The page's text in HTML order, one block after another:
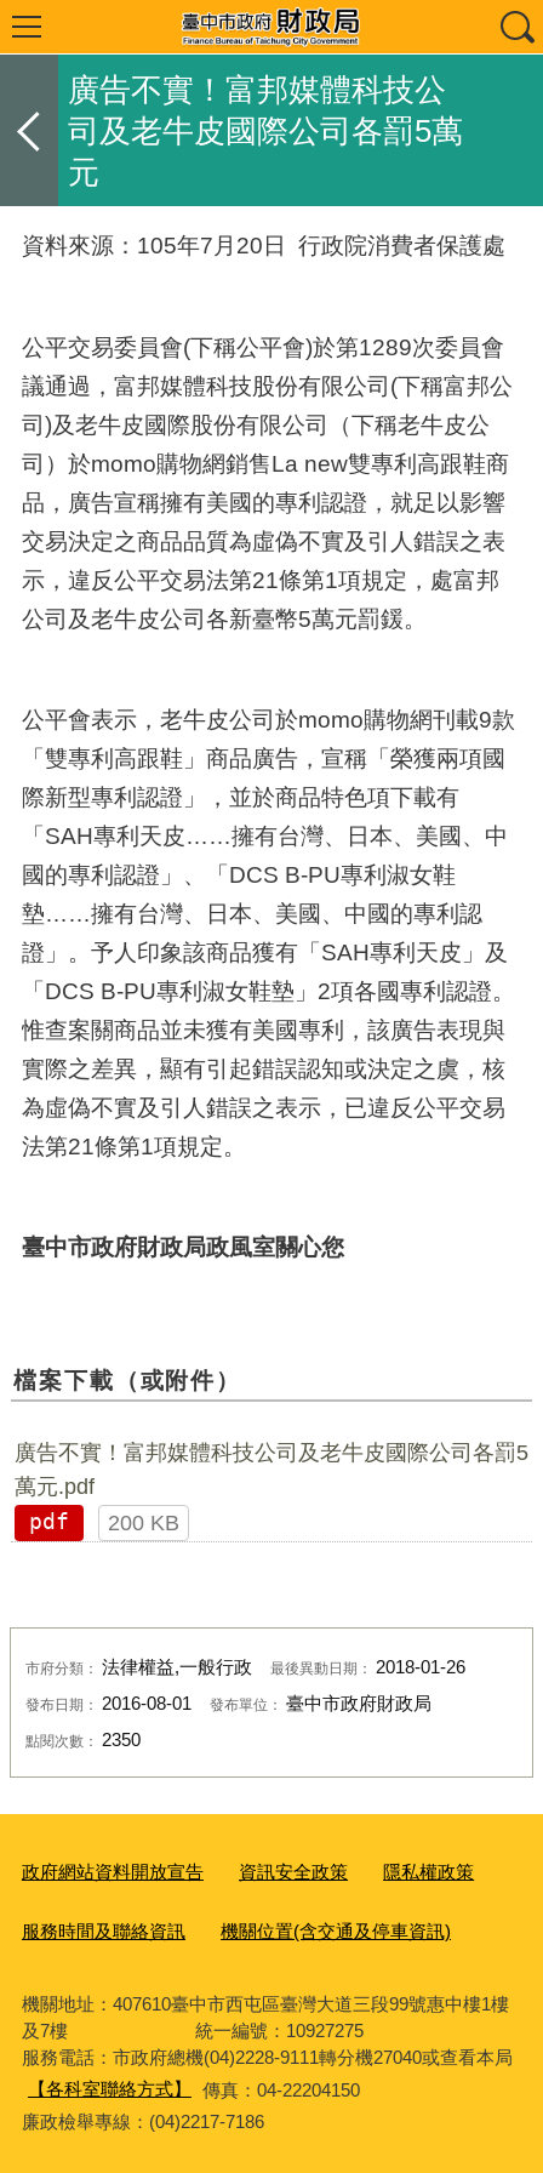
廣告不實！富邦媒體科技公
司及老牛皮國際公司各罰5萬
元
資料來源：105年7月20日 行政院消費者保護處
公平交易委員會(下稱公平會)於第1289次委員會
議通過，富邦媒體科技股份有限公司(下稱富邦公
司)及老牛皮國際股份有限公司（下稱老牛皮公
司）於momo購物網銷售La new雙專利高跟鞋商
品，廣告宣稱擁有美國的專利認證，就足以影響
交易決定之商品品質為虛偽不實及引人錯誤之表
示，違反公平交易法第21條第1項規定，處富邦
公司及老牛皮公司各新臺幣5萬元罰鍰。
公平會表示，老牛皮公司於momo購物網刊載9款
「雙專利高跟鞋」商品廣告，宣稱「榮獲兩項國
際新型專利認證」，並於商品特色項下載有
「SAH專利天皮……擁有台灣、日本、美國、中
國的專利認證」、「DCS B-PU專利淑女鞋
墊……擁有台灣、日本、美國、中國的專利認
證」。予人印象該商品獲有「SAH專利天皮」及
「DCS B-PU專利淑女鞋墊」2項各國專利認證。
惟查案關商品並未獲有美國專利，該廣告表現與
實際之差異，顯有引起錯誤認知或決定之虞，核
為虛偽不實及引人錯誤之表示，已違反公平交易
法第21條第1項規定。
臺中市政府財政局政風室關心您
檔案下載（或附件）
廣告不實！富邦媒體科技公司及老牛皮國際公司各罰5
萬元.pdf
pdf
200 KB
市府分類： 法律權益,一般行政 最後異動日期： 2018-01-26
發布日期： 2016-08-01 發布單位： 臺中市政府財政局
點閱次數： 2350
政府網站資料開放宣告 資訊安全政策 隱私權政策
服務時間及聯絡資訊 機關位置(含交通及停車資訊)
機關地址：407610臺中市西屯區臺灣大道三段99號惠中樓1樓
及7樓 統一編號：10927275
服務電話：市政府總機(04)2228-9111轉分機27040或查看本局
【各科室聯絡方式】
傳真：04-22204150
廉政檢舉專線：(04)2217-7186